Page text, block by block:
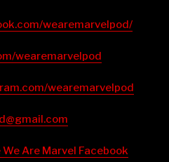
wearemarvelpod/⁠⁠⁠⁠⁠⁠⁠⁠⁠⁠⁠⁠⁠⁠⁠⁠⁠⁠⁠⁠⁠⁠⁠⁠⁠⁠⁠⁠⁠⁠⁠⁠⁠⁠⁠⁠⁠⁠⁠⁠⁠⁠⁠⁠⁠⁠⁠⁠
wearemarvelpod⁠⁠⁠⁠⁠⁠⁠⁠⁠⁠⁠⁠⁠⁠⁠⁠⁠⁠⁠⁠⁠⁠⁠⁠⁠⁠⁠⁠⁠⁠⁠⁠⁠⁠⁠⁠⁠⁠⁠⁠⁠⁠⁠⁠⁠⁠⁠⁠
wearemarvelpod⁠⁠⁠⁠⁠⁠⁠⁠⁠⁠⁠⁠⁠⁠⁠⁠⁠⁠⁠⁠⁠⁠⁠⁠⁠⁠⁠⁠⁠⁠⁠⁠⁠⁠⁠⁠⁠⁠⁠⁠⁠⁠⁠⁠⁠⁠⁠⁠
We Are Marvel Facebook